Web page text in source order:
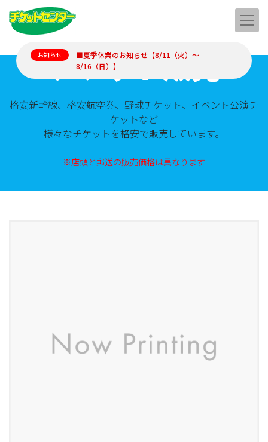
お知らせ
■夏季休業のお知らせ【8/11（火）～
8/16（日）】
チケット販売
格安新幹線、格安航空券、野球チケット、イベント公演チ
ケットなど
様々なチケットを格安で販売しています。
※店頭と郵送の販売価格は異なります